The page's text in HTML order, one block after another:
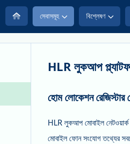
সেবাসমূহ বিশ্লেষণ
HLR লুকআপ
হোম লোকেশন রেজিস্টার
HLR লুকআপ মোবাইল নেটওয়ার্ক
মোবাইল ফোন সংযোগ তথ্যের